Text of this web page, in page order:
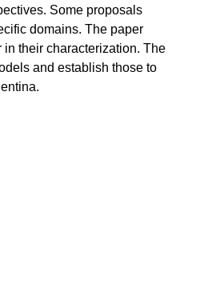
Some proposals
domains. The paper
their characterization. The
and establish those to